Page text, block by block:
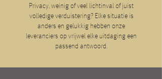
Privacy, weinig of veel lichtinval of juist
volledige verduistering? Elke situatie is
anders en gelukkig hebben onze
leveranciers op vrijwel elke uitdaging een
passend antwoord.